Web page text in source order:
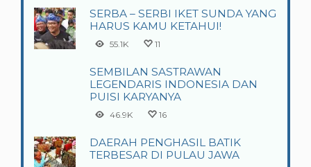
SERBA – SERBI IKET SUNDA YANG
HARUS KAMU KETAHUI!
55.1K 11
SEMBILAN SASTRAWAN
LEGENDARIS INDONESIA DAN
PUISI KARYANYA
46.9K 16
DAERAH PENGHASIL BATIK
TERBESAR DI PULAU JAWA